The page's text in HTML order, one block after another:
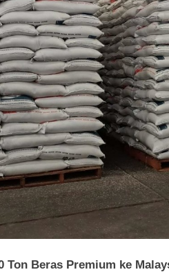
Ton Beras Premium ke